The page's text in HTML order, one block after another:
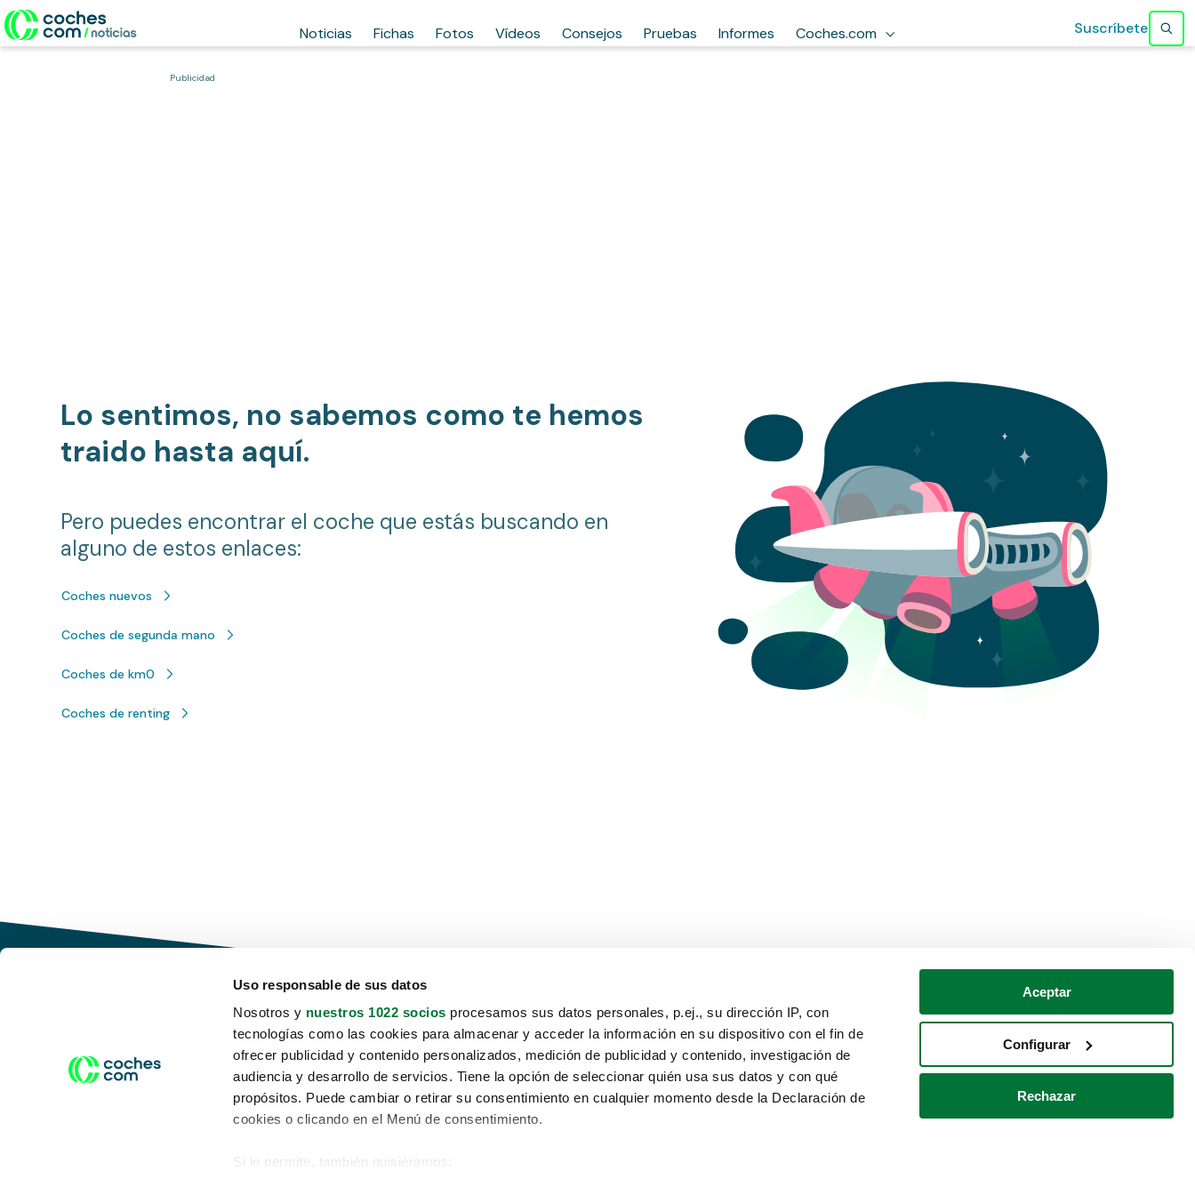
Uso responsable de sus datos
Nosotros y nuestros 1022 socios procesamos sus datos personales, p.ej., su dirección IP, con
tecnologías como las cookies para almacenar y acceder la información en su dispositivo con el fin de
ofrecer publicidad y contenido personalizados, medición de publicidad y contenido, investigación de
audiencia y desarrollo de servicios. Tiene la opción de seleccionar quién usa sus datos y con qué
propósitos. Puede cambiar o retirar su consentimiento en cualquier momento desde la Declaración de
cookies o clicando en el Menú de consentimiento.
Si lo permite, también quisiéramos:
Aceptar
Configurar
Rechazar
Noticias Fichas Fotos Vídeos Consejos Pruebas Informes Coches.com Suscríbete
Publicidad
Lo sentimos, no sabemos como te hemos
traido hasta aquí.
Pero puedes encontrar el coche que estás buscando en
alguno de estos enlaces:
Coches nuevos
Coches de segunda mano
Coches de km0
Coches de renting
Conduce tu futuro,
desata tu movilidad